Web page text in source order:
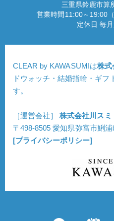
三重県鈴鹿市算
営業時間11:00～19:00
定休日 毎
CLEAR by KAWASUMIは株式
ドウォッチ・結婚指輪・ギ
す。
［運営会社］株式会社川スミ
〒498-8505 愛知県弥富市鯏
[プライバシーポリシー]
Copyright © CLEAR.